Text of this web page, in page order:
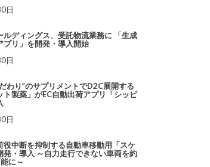
日
ルディングス、受託物流業務に 「生成
プリ」を開発・導入開始
日
わり”のサプリメントでD2C展開する
ト製薬」がEC自動出荷アプリ「シッピ
日
役中断を抑制する自動車移動用「スケ
発・導入 ～自力走行できない車両を約
に～